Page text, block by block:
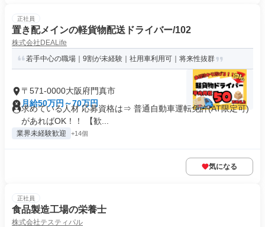
正社員
置き配メインの軽貨物配送ドライバー/102
株式会社DEALife
若手中心の職場｜9割が未経験｜社用車利用可｜将来性抜群
〒571-0000大阪府門真市
月給50万円～70万円
求めている人材 応募資格は⇒ 普通自動車運転免許(AT限定可)
があればOK！！ 【歓...
業界未経験歓迎 +14個
気になる
正社員
食品製造工場の栄養士
株式会社テスティパル